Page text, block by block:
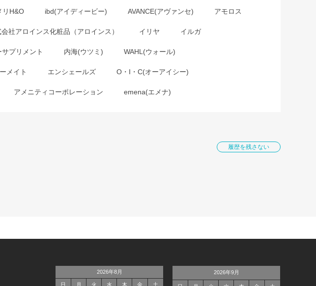
リH&O ibd(アイディービー) AVANCE(アヴァンセ) アモロス
社アロインス化粧品（アロインス） イリヤ イルガ
プリメント 内海(ウツミ) WAHL(ウォール)
メイト エンシェールズ O・I・C(オーアイシー)
アメニティコーポレーション emena(エメナ)
履歴を残さない
2026年8月
日 月 火 水 木 金 土
2026年9月